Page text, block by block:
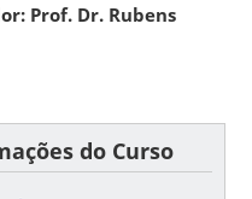
Prof. Dr. Rubens
do Curso